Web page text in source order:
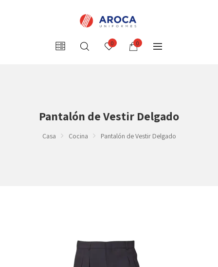
0 0
Pantalón de Vestir Delgado
Casa Cocina Pantalón de Vestir Delgado